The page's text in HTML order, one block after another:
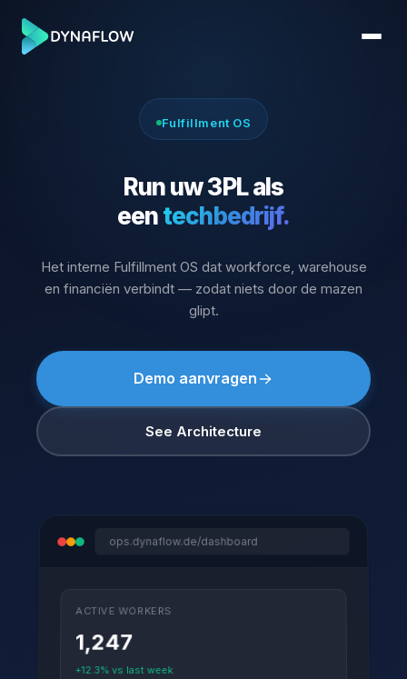
Fulfillment OS
Run uw 3PL als
eentechbedrijf.
Het interne Fulfillment OS dat workforce, warehouse
en financiën verbindt — zodat niets door de mazen
glipt.
Demo aanvragen
See Architecture
ops.dynaflow.de/dashboard
ACTIVE WORKERS
1,247
+12.3% vs last week